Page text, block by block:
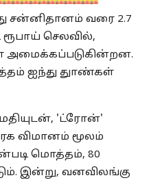
சன்னிதானம் வரை 2.7
ரூபாய் செலவில்,
அமைக்கப்படுகின்றன.
ஐந்து துாண்கள்
'ட்ரோன்'
விமானம் மூலம்
மொத்தம், 80
இன்று, வனவிலங்கு